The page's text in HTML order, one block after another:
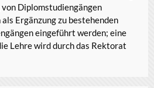
Diplomstudiengängen
Ergänzung zu bestehenden
eingeführt werden; eine
Lehre wird durch das Rektorat